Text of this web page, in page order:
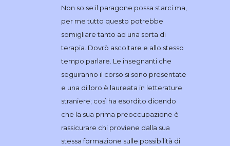
Non so se il paragone possa starci ma,
per me tutto questo potrebbe
somigliare tanto ad una sorta di
terapia. Dovrò ascoltare e allo stesso
tempo parlare. Le insegnanti che
seguiranno il corso si sono presentate
e una di loro è laureata in letterature
straniere; così ha esordito dicendo
che la sua prima preoccupazione è
rassicurare chi proviene dalla sua
stessa formazione sulle possibilità di